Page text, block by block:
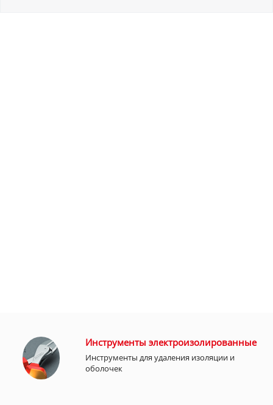
Инструменты электроизолированные
Инструменты для удаления изоляции и
оболочек